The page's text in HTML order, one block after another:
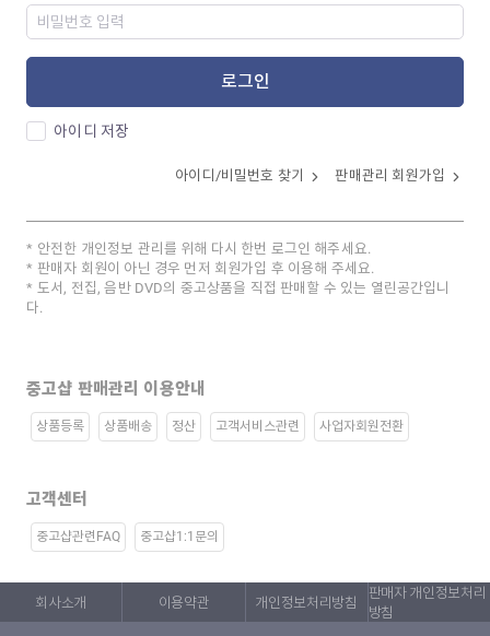
로그인
아이디 저장
아이디/비밀번호 찾기 판매관리 회원가입
안전한 개인정보 관리를 위해 다시 한번 로그인 해주세요.
판매자 회원이 아닌 경우 먼저 회원가입 후 이용해 주세요.
도서, 전집, 음반 DVD의 중고상품을 직접 판매할 수 있는 열린공간입니
다.
중고샵 판매관리 이용안내
상품등록 상품배송 정산 고객서비스관련 사업자회원전환
고객센터
중고샵관련FAQ 중고샵1:1문의
회사소개 이용약관 개인정보처리방침
판매자 개인정보처리
방침